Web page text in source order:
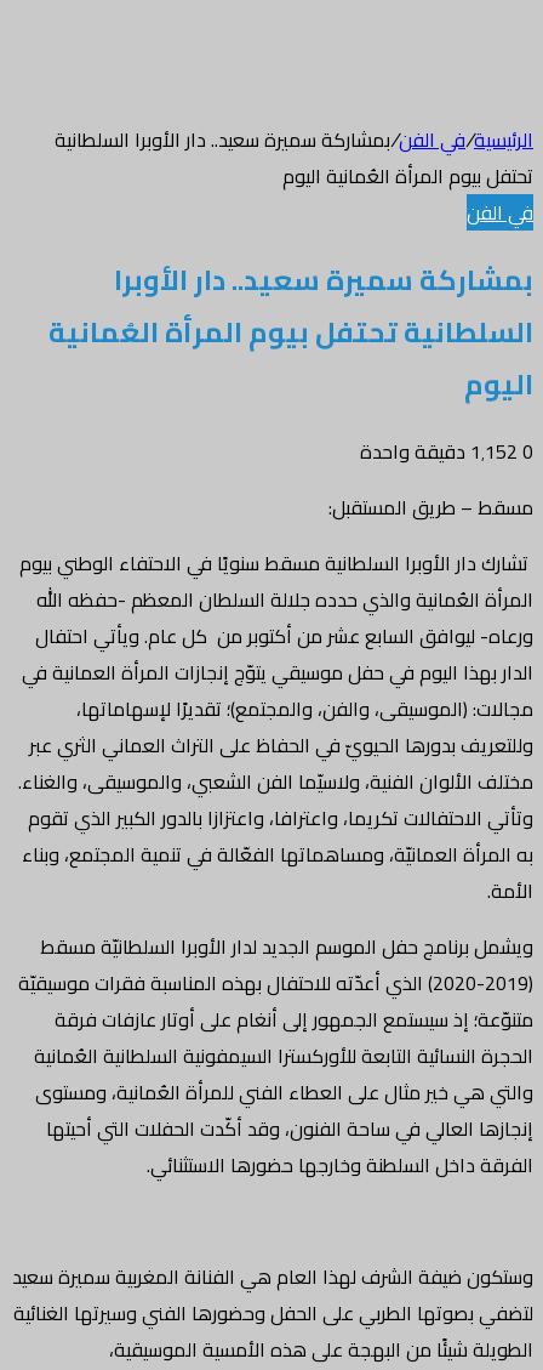
الرئيسية/في الفن/بمشاركة سميرة سعيد.. دار الأوبرا السلطانية
تحتفل بيوم المرأة العُمانية اليوم
في الفن
بمشاركة سميرة سعيد.. دار الأوبرا
السلطانية تحتفل بيوم المرأة العُمانية
اليوم
0
دقيقة واحدة
مسقط – طريق المستقبل:
تشارك دار الأوبرا السلطانية مسقط سنويًا في الاحتفاء الوطني بيوم
المرأة العُمانية والذي حدده جلالة السلطان المعظم -حفظه الله
ورعاه- ليوافق السابع عشر من أكتوبر من كل عام. ويأتي احتفال
الدار بهذا اليوم في حفل موسيقي يتوّج إنجازات المرأة العمانية في
مجالات: (الموسيقى، والفن، والمجتمع)؛ تقديرًا لإسهاماتها،
وللتعريف بدورها الحيويّ في الحفاظ على التراث العماني الثري عبر
مختلف الألوان الفنية، ولاسيّما الفن الشعبي، والموسيقى، والغناء.
وتأتي الاحتفالات تكريما، واعترافا، واعتزازا بالدور الكبير الذي تقوم
به المرأة العمانيّة، ومساهماتها الفعّالة في تنمية المجتمع، وبناء
الأمة.
ويشمل برنامج حفل الموسم الجديد لدار الأوبرا السلطانيّة مسقط
(2019-2020) الذي أعدّته للاحتفال بهذه المناسبة فقرات موسيقيّة
متنوّعة؛ إذ سيستمع الجمهور إلى أنغام على أوتار عازفات فرقة
الحجرة النسائية التابعة للأوركسترا السيمفونية السلطانية العُمانية
والتي هي خير مثال على العطاء الفني للمرأة العُمانية، ومستوى
إنجازها العالي في ساحة الفنون، وقد أكّدت الحفلات التي أحيتها
الفرقة داخل السلطنة وخارجها حضورها الاستثنائي.
وستكون ضيفة الشرف لهذا العام هي الفنانة المغربية سميرة سعيد
لتضفي بصوتها الطربي على الحفل وحضورها الفني وسيرتها الغنائية
الطويلة شيئًا من البهجة على هذه الأمسية الموسيقية،